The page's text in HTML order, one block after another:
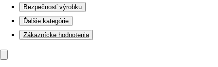
Bezpečnosť výrobku
Ďalšie kategórie
Zákaznícke hodnotenia